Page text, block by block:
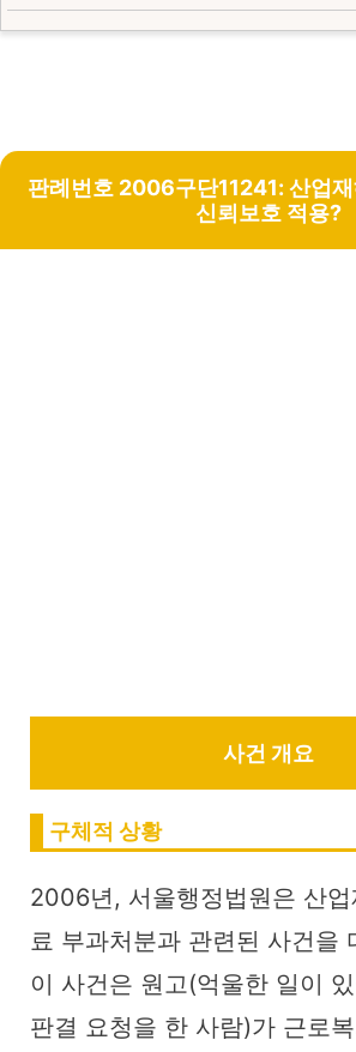
판례번호 2006구단11241: 산업
신뢰보호 적용?
사건 개요
구체적 상황
2006년, 서울행정법원은 산업
료 부과처분과 관련된 사건을
이 사건은 원고(억울한 일이
판결 요청을 한 사람)가 근로